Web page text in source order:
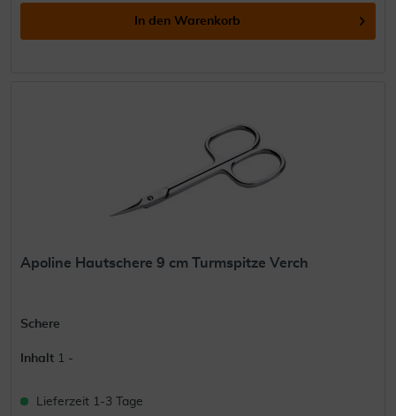
In den Warenkorb
Apoline Hautschere 9 cm Turmspitze Verch
Schere
Inhalt 1 -
Lieferzeit 1-3 Tage